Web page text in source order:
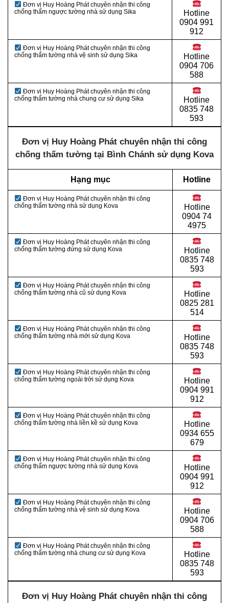
Đơn vị Huy Hoàng Phát chuyên nhận thi công
chống thấm ngược tường nhà sử dụng Sika
Hotline
0904 991
912
Đơn vị Huy Hoàng Phát chuyên nhận thi công
chống thấm tường nhà vệ sinh sử dụng Sika
Hotline
0904 706
588
Đơn vị Huy Hoàng Phát chuyên nhận thi công
chống thấm tường nhà chung cư sử dụng Sika
Hotline
0835 748
593
Đơn vị Huy Hoàng Phát chuyên nhận thi công
chống thấm tường tại Bình Chánh sử dụng Kova
Hạng mục Hotline
Đơn vị Huy Hoàng Phát chuyên nhận thi công
chống thấm tường nhà sử dụng Kova
Hotline
0904 74
4975
Đơn vị Huy Hoàng Phát chuyên nhận thi công
chống thấm tường đứng sử dụng Kova
Hotline
0835 748
593
Đơn vị Huy Hoàng Phát chuyên nhận thi công
chống thấm tường nhà cũ sử dụng Kova
Hotline
0825 281
514
Đơn vị Huy Hoàng Phát chuyên nhận thi công
chống thấm tường nhà mới sử dụng Kova
Hotline
0835 748
593
Đơn vị Huy Hoàng Phát chuyên nhận thi công
chống thấm tường ngoài trời sử dụng Kova
Hotline
0904 991
912
Đơn vị Huy Hoàng Phát chuyên nhận thi công
chống thấm tường nhà liền kề sử dụng Kova
Hotline
0934 655
679
Đơn vị Huy Hoàng Phát chuyên nhận thi công
chống thấm ngược tường nhà sử dụng Kova
Hotline
0904 991
912
Đơn vị Huy Hoàng Phát chuyên nhận thi công
chống thấm tường nhà vệ sinh sử dụng Kova
Hotline
0904 706
588
Đơn vị Huy Hoàng Phát chuyên nhận thi công
chống thấm tường nhà chung cư sử dụng Kova
Hotline
0835 748
593
Đơn vị Huy Hoàng Phát chuyên nhận thi công